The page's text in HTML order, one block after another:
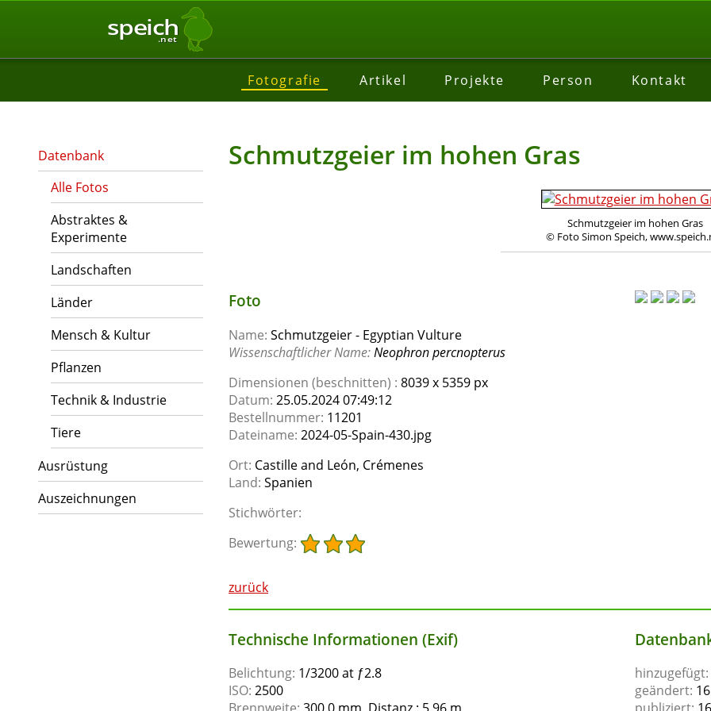
speich
.net
Fotografie Artikel Projekte Person Kontakt
Datenbank
Alle Fotos
Abstraktes &
Experimente
Landschaften
Länder
Mensch & Kultur
Pflanzen
Technik & Industrie
Tiere
Ausrüstung
Auszeichnungen
Schmutzgeier im hohen Gras
Schmutzgeier im hohen Gras
© Foto Simon Speich,
Foto
Name: Schmutzgeier - Egyptian Vulture
Wissenschaftlicher Name:Neophron percnopterus
Dimensionen (beschnitten) : 8039 x 5359 px
Datum: 25.05.2024 07:49:12
Bestellnummer: 11201
Dateiname: 2024-05-Spain-430.jpg
Ort: Castille and León, Crémenes
Land: Spanien
Stichwörter:
Bewertung:
zurück
Technische Informationen (Exif)
Belichtung: 1/3200 at ƒ2.8
ISO: 2500
hinzugefügt:
geändert: